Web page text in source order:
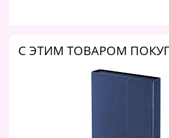
C ЭТИМ ТОВАРОМ